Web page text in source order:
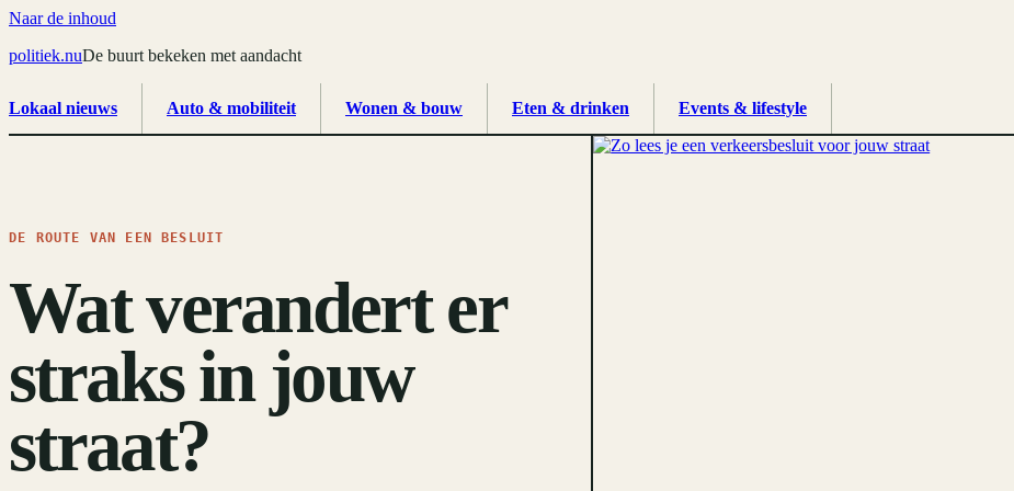
Naar de inhoud
politiek.nuDe buurt bekeken met aandacht
Lokaal nieuws Auto & mobiliteit Wonen & bouw Eten & drinken Events & lifestyle
DE ROUTE VAN EEN BESLUIT
Wat verandert er
straks in jouw
straat?